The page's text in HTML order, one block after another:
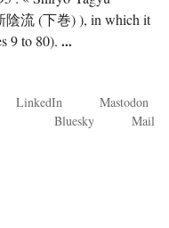
陰流 (下巻) ), in which it
9 to 80). ...
LinkedIn
Mastodon
Bluesky
Mail